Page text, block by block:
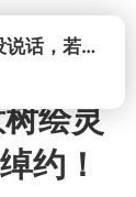
打开
绘灵
约！